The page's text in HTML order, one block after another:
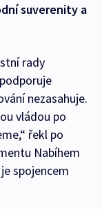
suverenity a
rady
nezasahuje.
vládou po
řekl po
Nabíhem
spojencem